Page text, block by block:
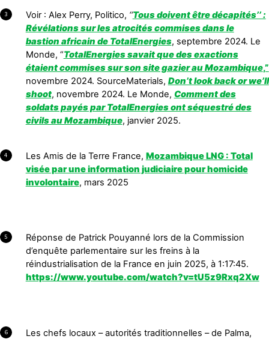
3 Voir : Alex Perry, Politico, ‘‘Tous doivent être décapités’’ :
Révélations sur les atrocités commises dans le
bastion africain de TotalEnergies, septembre 2024. Le
Monde, “TotalEnergies savait que des exactions
étaient commises sur son site gazier au Mozambique,”
novembre 2024. SourceMaterials, Don’t look back or we’ll
shoot, novembre 2024. Le Monde, Comment des
soldats payés par TotalEnergies ont séquestré des
civils au Mozambique, janvier 2025.
4 Les Amis de la Terre France, Mozambique LNG : Total
visée par une information judiciaire pour homicide
involontaire, mars 2025
5
Réponse de Patrick Pouyanné lors de la Commission
d’enquête parlementaire sur les freins à la
réindustrialisation de la France en juin 2025, à 1:17:45.
https://www.youtube.com/watch?v=tU5z9Rxq2Xw
6
Les chefs locaux – autorités traditionnelles – de Palma,